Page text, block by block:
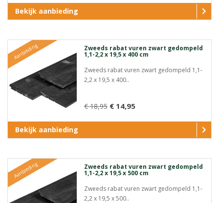
Bekijk aanbieding
Aanbieding Zweeds rabat vuren zwart gedompeld
1,1-2,2 x 19,5 x 400 cm
Zweeds rabat vuren zwart gedompeld 1,1-
2,2 x 19,5 x 400..
€ 18,95 € 14,95
Bekijk aanbieding
Aanbieding Zweeds rabat vuren zwart gedompeld
1,1-2,2 x 19,5 x 500 cm
Zweeds rabat vuren zwart gedompeld 1,1-
2,2 x 19,5 x 500..